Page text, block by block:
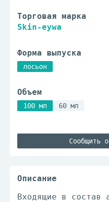
Торговая марка
Skin-eywa
Форма выпуска
лосьон
Объем
100 мл 60 мл
Сообщить
Описание
Входящие в состав